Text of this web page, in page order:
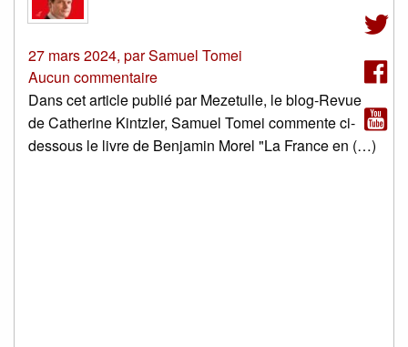
27 mars 2024, parSamuel Tomei
Aucun commentaire
Dans cet article publié par Mezetulle, le blog-Revue
de Catherine Kintzler, Samuel Tomei commente ci-
dessous le livre de Benjamin Morel "La France en (…)